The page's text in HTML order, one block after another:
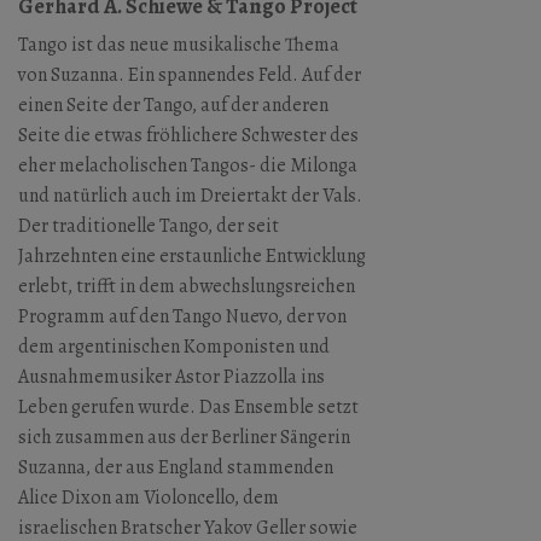
Tango ist das neue musikalische Thema
von Suzanna. Ein spannendes Feld. Auf der
einen Seite der Tango, auf der anderen
Seite die etwas fröhlichere Schwester des
eher melacholischen Tangos- die Milonga
und natürlich auch im Dreiertakt der Vals.
Der traditionelle Tango, der seit
Jahrzehnten eine erstaunliche Entwicklung
erlebt, trifft in dem abwechslungsreichen
Programm auf den Tango Nuevo, der von
dem argentinischen Komponisten und
Ausnahmemusiker Astor Piazzolla ins
Leben gerufen wurde. Das Ensemble setzt
sich zusammen aus der Berliner Sängerin
Suzanna, der aus England stammenden
Alice Dixon am Violoncello, dem
israelischen Bratscher Yakov Geller sowie